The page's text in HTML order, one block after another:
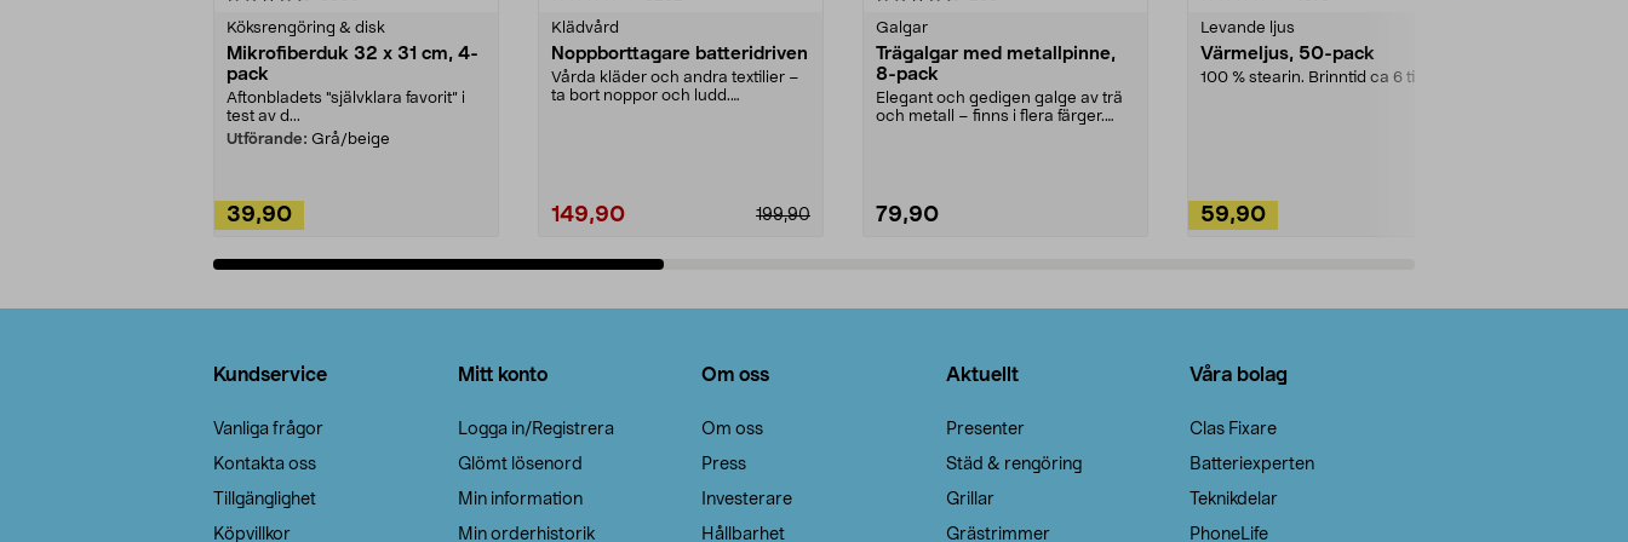
Köksrengöring & disk
Mikrofiberduk 32 x 31 cm, 4-
pack
Aftonbladets "självklara favorit” i
test av d...
Utförande: Grå/beige
39,90
Klädvård
Noppborttagare batteridriven
Vårda kläder och andra textilier –
ta bort noppor och ludd.
199,90
149,90
Galgar
Trägalgar med metallpinne,
8-pack
Elegant och gedigen galge av trä
och metall – finns i flera färger.
79,90
Levande ljus
Värmeljus, 50-pack
100 % stearin. Brinntid ca 6 tim.
59,90
Kundservice
Vanliga frågor
Kontakta oss
Tillgänglighet
Köpvillkor
Mitt konto
Logga in/Registrera
Glömt lösenord
Min information
Min orderhistorik
Om oss
Om oss
Press
Investerare
Hållbarhet
Aktuellt
Presenter
Städ & rengöring
Grillar
Grästrimmer
Våra bolag
Clas Fixare
Batteriexperten
Teknikdelar
PhoneLife